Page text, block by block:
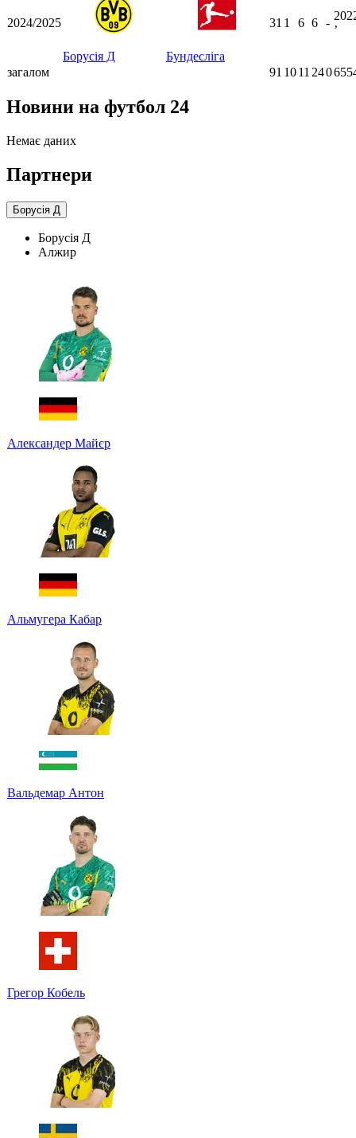
2024/2025
Борусія Д Бундесліга
31 1 6 6 -
ʼ
загалом 91 1011 240
Новини на футбол 24
Немає даних
Партнери
Борусія Д
Борусія Д
Алжир
Александер Майєр
Альмугера Кабар
Вальдемар Антон
Грегор Кобель